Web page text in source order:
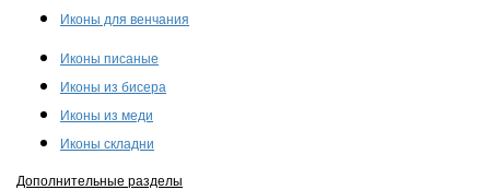
Иконы для венчания
Иконы писаные
Иконы из бисера
Иконы из меди
Иконы складни
Дополнительные разделы